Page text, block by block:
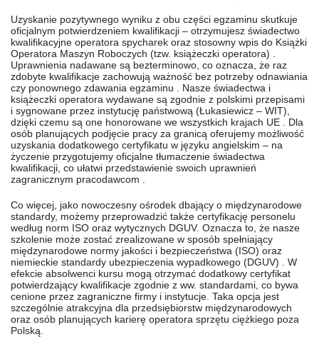
Uzyskanie pozytywnego wyniku z obu części egzaminu skutkuje
oficjalnym potwierdzeniem kwalifikacji – otrzymujesz świadectwo
kwalifikacyjne operatora spycharek oraz stosowny wpis do Książki
Operatora Maszyn Roboczych (tzw. książeczki operatora) .
Uprawnienia nadawane są bezterminowo, co oznacza, że raz
zdobyte kwalifikacje zachowują ważność bez potrzeby odnawiania
czy ponownego zdawania egzaminu . Nasze świadectwa i
książeczki operatora wydawane są zgodnie z polskimi przepisami
i sygnowane przez instytucję państwową (Łukasiewicz – WIT),
dzięki czemu są one honorowane we wszystkich krajach UE . Dla
osób planujących podjęcie pracy za granicą oferujemy możliwość
uzyskania dodatkowego certyfikatu w języku angielskim – na
życzenie przygotujemy oficjalne tłumaczenie świadectwa
kwalifikacji, co ułatwi przedstawienie swoich uprawnień
zagranicznym pracodawcom .
Co więcej, jako nowoczesny ośrodek dbający o międzynarodowe
standardy, możemy przeprowadzić także certyfikację personelu
według norm ISO oraz wytycznych DGUV. Oznacza to, że nasze
szkolenie może zostać zrealizowane w sposób spełniający
międzynarodowe normy jakości i bezpieczeństwa (ISO) oraz
niemieckie standardy ubezpieczenia wypadkowego (DGUV) . W
efekcie absolwenci kursu mogą otrzymać dodatkowy certyfikat
potwierdzający kwalifikacje zgodnie z ww. standardami, co bywa
cenione przez zagraniczne firmy i instytucje. Taka opcja jest
szczególnie atrakcyjna dla przedsiębiorstw międzynarodowych
oraz osób planujących karierę operatora sprzętu ciężkiego poza
Polską.